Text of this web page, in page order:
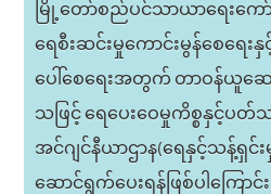
မြို့တော်စည်ပင်သာယာရေးက
ရေစီးဆင်းမှုကောင်းမွန်စေရေးနှ
ပေါ်စေရေးအတွက် တာဝန်ယူဆေ
သဖြင့် ရေပေးဝေမှုကိစ္စနှင့်
အင်ဂျင်နီယာဌာန(ရေနှင့်သန့်
ဆောင်ရွက်ပေးရန်ဖြစ်ပါကြောင်